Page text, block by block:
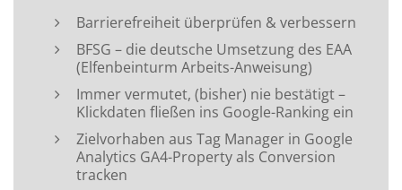
Barrierefreiheit überprüfen & verbessern
BFSG – die deutsche Umsetzung des EAA
(Elfenbeinturm Arbeits-Anweisung)
Immer vermutet, (bisher) nie bestätigt –
Klickdaten fließen ins Google-Ranking ein
Zielvorhaben aus Tag Manager in Google
Analytics GA4-Property als Conversion
tracken